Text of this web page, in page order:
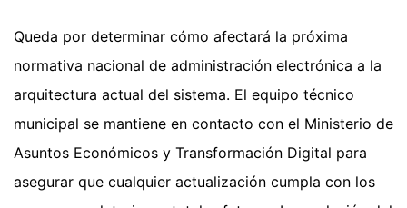
Queda por determinar cómo afectará la próxima
normativa nacional de administración electrónica a la
arquitectura actual del sistema. El equipo técnico
municipal se mantiene en contacto con el Ministerio de
Asuntos Económicos y Transformación Digital para
asegurar que cualquier actualización cumpla con los